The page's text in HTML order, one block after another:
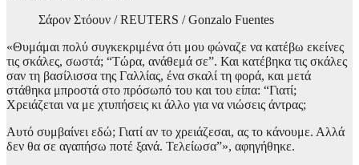
Σάρον Στόουν / REUTERS / Gonzalo Fuentes
«Θυμάμαι πολύ συγκεκριμένα ότι μου φώναζε να κατέβω εκείνες
τις σκάλες, σωστά; “Τώρα, ανάθεμά σε”. Και κατέβηκα τις σκάλες
σαν τη βασίλισσα της Γαλλίας, ένα σκαλί τη φορά, και μετά
στάθηκα μπροστά στο πρόσωπό του και του είπα: “Γιατί;
Χρειάζεται να με χτυπήσεις κι άλλο για να νιώσεις άντρας;
Αυτό συμβαίνει εδώ; Γιατί αν το χρειάζεσαι, ας το κάνουμε. Αλλά
δεν θα σε αγαπήσω ποτέ ξανά. Τελείωσα”», αφηγήθηκε.